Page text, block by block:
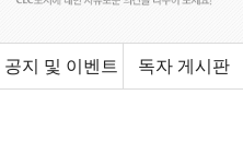
공지 및 이벤트 독자 게시판